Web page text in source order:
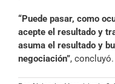
“Puede pasar, como
acepte el resultado y
asuma el resultado y
negociación”, concluyó.